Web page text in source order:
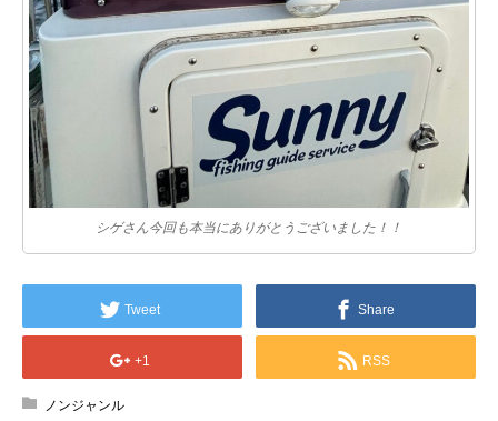
シゲさん今回も本当にありがとうございました！！
Tweet Share
+1 RSS
ノンジャンル